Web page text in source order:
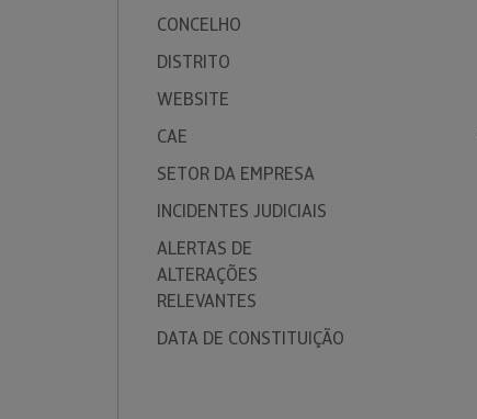
CONCELHO
DISTRITO
WEBSITE
CAE
SETOR DA EMPRESA
INCIDENTES JUDICIAIS
ALERTAS DE
ALTERAÇÕES
RELEVANTES
DATA DE CONSTITUIÇÃO